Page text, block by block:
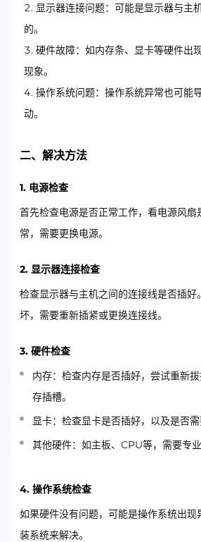
显示器连接问题：可能是显示器与主
的。
硬件故障：如内存条、显卡等硬件出
现象。
操作系统问题：操作系统异常也可能
动。
二、解决方法
1. 电源检查
首先检查电源是否正常工作，看电源风
常，需要更换电源。
2. 显示器连接检查
检查显示器与主机之间的连接线是否插好
坏，需要重新插紧或更换连接线。
3. 硬件检查
内存：检查内存是否插好，尝试重新
存插槽。
显卡：检查显卡是否插好，以及是否需
其他硬件：如主板、CPU等，需要专业
4. 操作系统检查
如果硬件没有问题，可能是操作系统出
装系统来解决。